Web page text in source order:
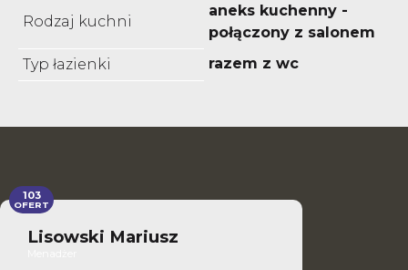
Rodzaj kuchni
aneks kuchenny -
połączony z salonem
Typ łazienki
razem z wc
Lisowski Mariusz
103
OFERT